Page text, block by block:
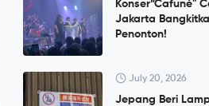
Konser”Cafuné"
Jakarta
Penonton!
July 20, 2026
Jepang Beri